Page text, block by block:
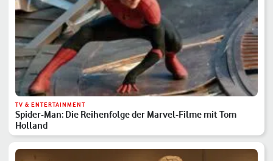
TV & ENTERTAINMENT
Spider-Man: Die Reihenfolge der Marvel-Filme mit Tom
Holland